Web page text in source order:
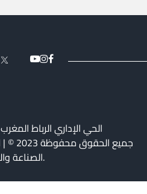
الحي الإداري الرباط المغرب 00212537765227
الصناعة والتجارة.